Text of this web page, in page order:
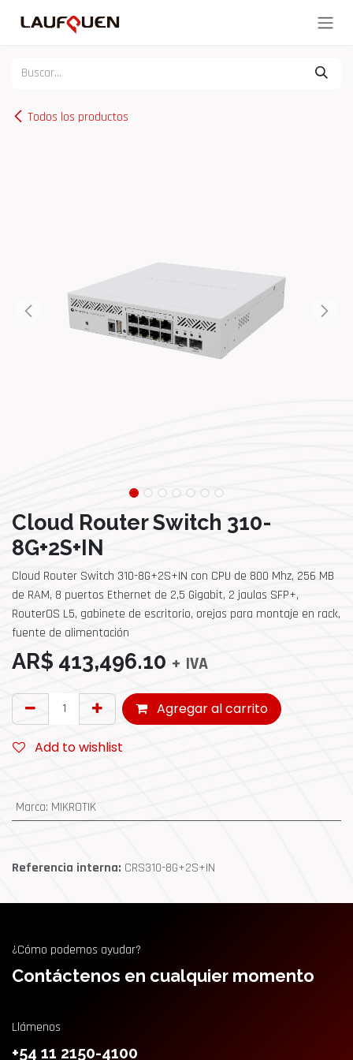
Todos los productos
Cloud Router Switch 310-
8G+2S+IN
Cloud Router Switch 310-8G+2S+IN con CPU de 800 Mhz, 256 MB
de RAM, 8 puertos Ethernet de 2,5 Gigabit, 2 jaulas SFP+,
RouterOS L5, gabinete de escritorio, orejas para montaje en rack,
fuente de alimentación
AR$ 413,496.10 + IVA
Agregar al carrito
Add to wishlist
Marca: MIKROTIK
Referencia interna: CRS310-8G+2S+IN
¿Cómo podemos ayudar?
Contáctenos en cualquier momento
Llámenos
+54 11 2150-4100